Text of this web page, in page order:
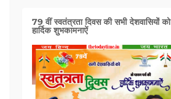
79 वीं स्वतंत्रता दिवस की सभी देशवासियों को
हार्दिक शुभकामनाऐं